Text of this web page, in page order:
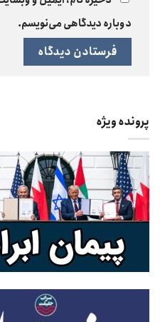
دوباره دیدگاهی می‌نویسم.
پرونده ویژه